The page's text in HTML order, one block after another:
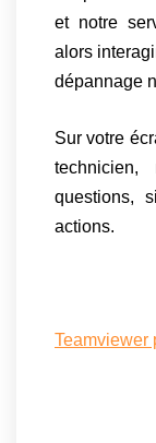
et notre
alors
dépannage
Sur votre
questions,
actions.
Teamviewer